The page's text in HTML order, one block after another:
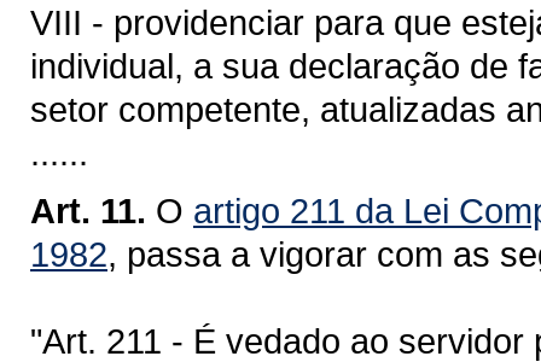
VIII - providenciar para que
individual, a sua declaração de
setor competente, atualizadas
......
Art. 11. O artigo 211 da Lei
1982, passa a vigorar com as
"Art. 211 - É vedado ao servidor